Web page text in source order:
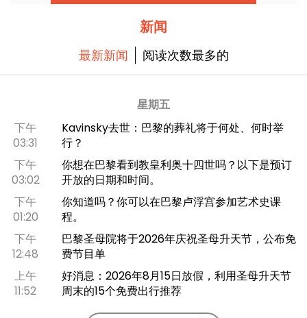
新闻
最新新闻 阅读次数最多的
星期五
下午
03:31
Kavinsky去世：巴黎的葬礼将于何处、何时举
行？
下午
03:02
你想在巴黎看到教皇利奥十四世吗？以下是预订
开放的日期和时间。
下午
01:20
你知道吗？你可以在巴黎卢浮宫参加艺术史课
程。
下午
12:48
巴黎圣母院将于2026年庆祝圣母升天节，公布免
费节目单
上午
11:52
好消息：2026年8月15日放假，利用圣母升天节
周末的15个免费出行推荐